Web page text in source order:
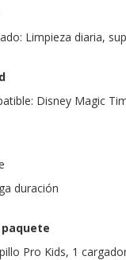
Limpieza diaria,
Disney Magic
duración
Pro Kids, 1